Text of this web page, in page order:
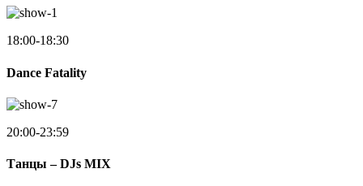
18:00-18:30
Dance Fatality
20:00-23:59
Танцы – DJs MIX